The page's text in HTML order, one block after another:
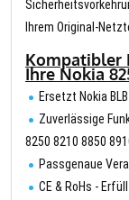
Ihrem Original-
Kompatibler
Ihre Nokia
Ersetzt Nokia
Zuverlässige
8250 8210 8850
Passgenaue
CE & RoHs -